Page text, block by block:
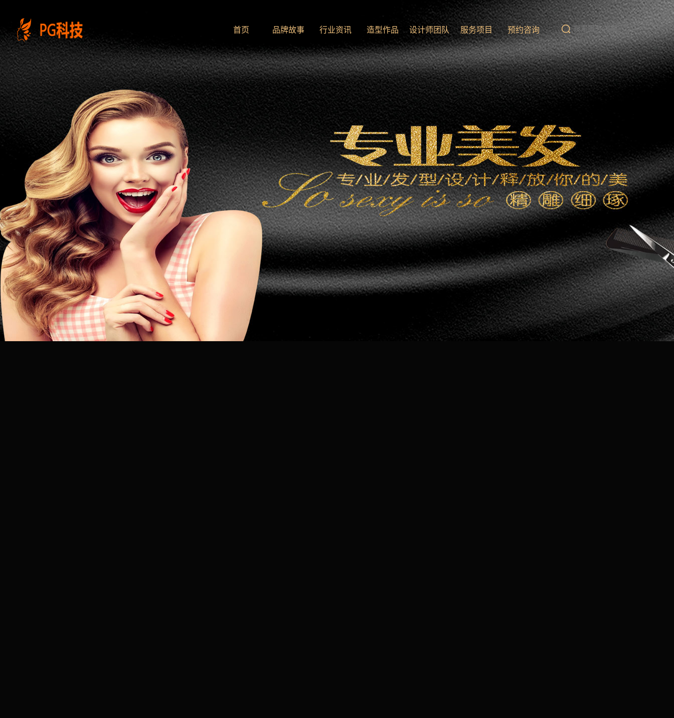
PG
电
子
控
股
有
限
公
司-
云
南
昆
明
专
业
美
发
首页 品牌故事 行业资讯 造型作品 设计师团队 服务项目 预约咨询